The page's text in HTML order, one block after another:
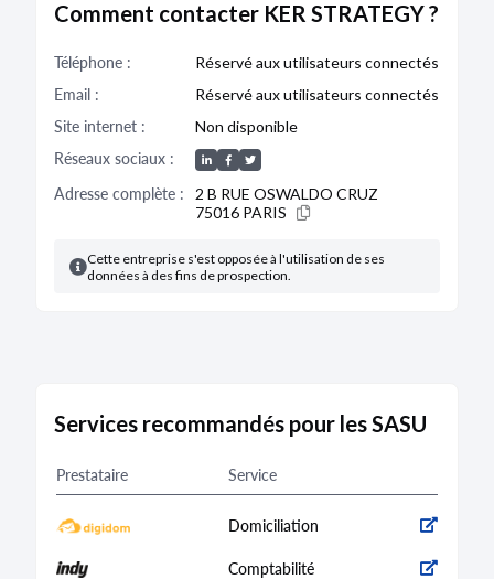
Comment contacter KER STRATEGY ?
Téléphone :
Réservé aux utilisateurs connectés
Email :
Réservé aux utilisateurs connectés
Site internet :
Non disponible
Réseaux sociaux :
Adresse complète :
2 B RUE OSWALDO CRUZ
75016 PARIS
Cette entreprise s'est opposée à l'utilisation de ses
données à des fins de prospection.
Services recommandés pour les SASU
Prestataire Service
Domiciliation
Comptabilité